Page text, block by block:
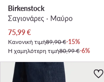
Birkenstock
Σαγιονάρες · Μαύρο
Τρέχουσα τιμή
75,99€
Κανονική τιμή89,90 €-15%
Η χαμηλότερη τιμή80,99 €-6%